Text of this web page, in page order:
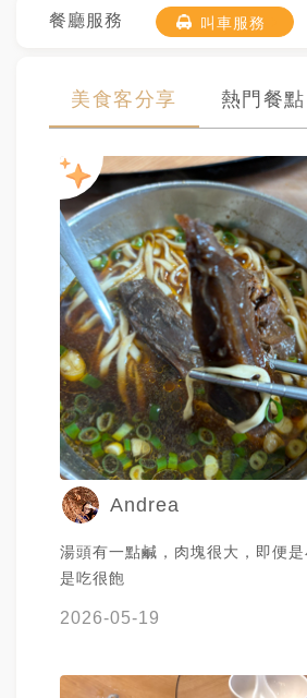
餐廳服務 叫車服務
美食客分享 熱門餐點
Andrea
湯頭有一點鹹，肉塊很大，即便
是吃很飽
2026-05-19